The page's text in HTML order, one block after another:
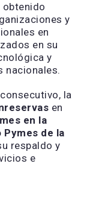
obtenido
y
en
en su
y
nacionales.
la
en
en la
Pymes de la
respaldo y
e